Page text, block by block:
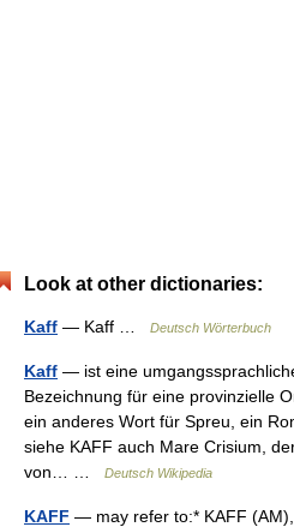
Look at other dictionaries:
Kaff — Kaff … Deutsch Wörterbuch
Kaff — ist eine
Bezeichnung für eine provinzielle
ein anderes Wort für Spreu, ein
siehe KAFF auch Mare Crisium,
von… …
Deutsch Wikipedia
KAFF — may refer to:* KAFF